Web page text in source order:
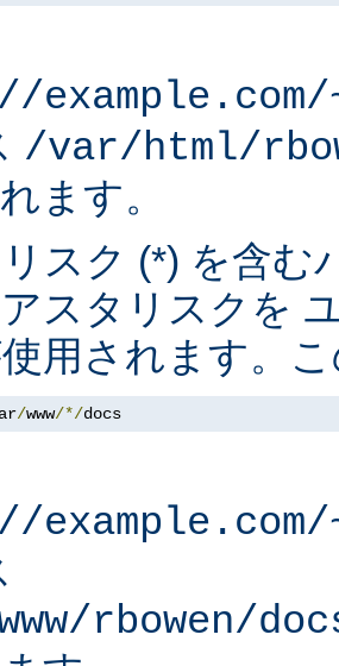
/var/html/
ます。
スク (*) を含む
スタリスクを
用されます。
/www/*/docs
rbowen/